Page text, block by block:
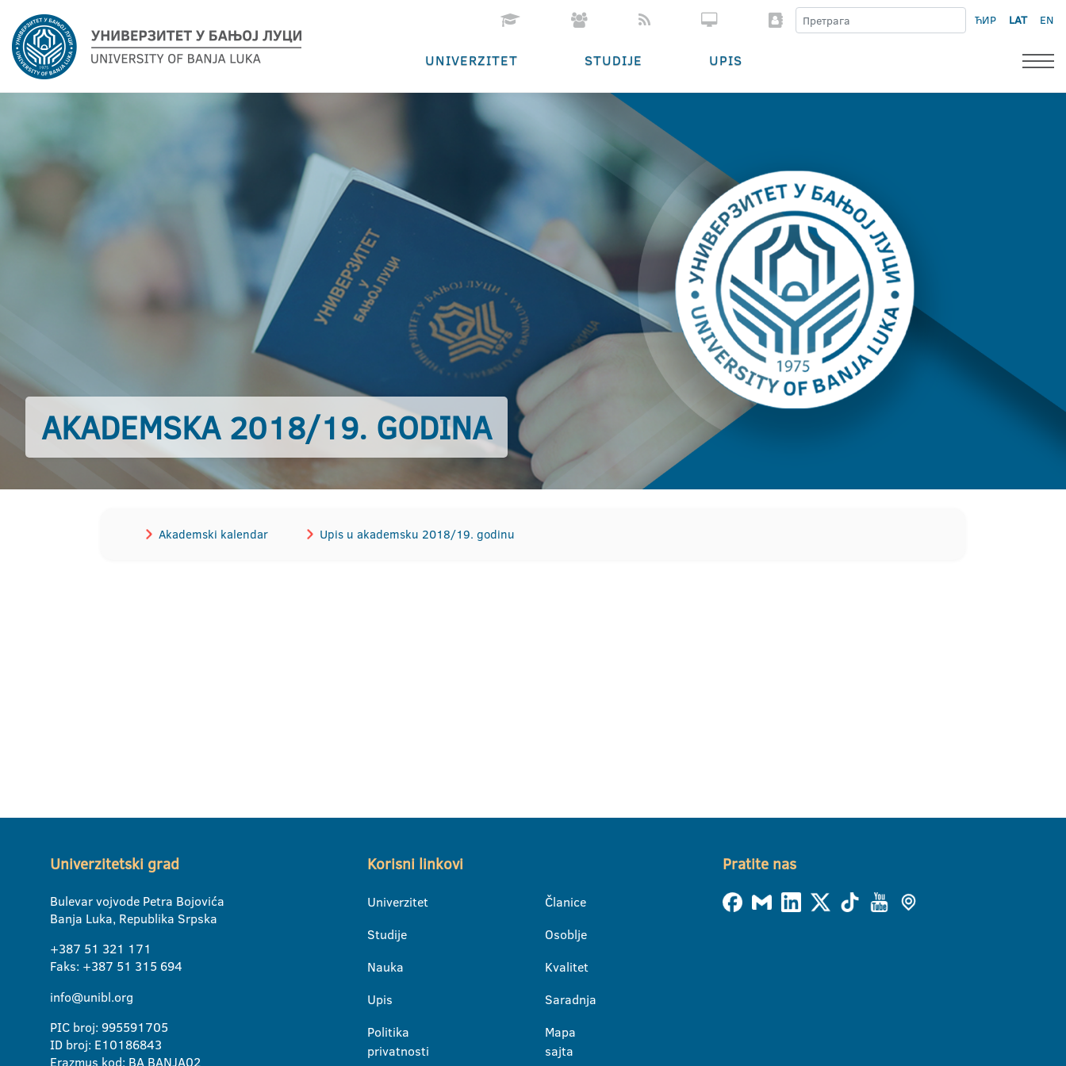
ЋИР LAT EN
UNIVERZITET STUDIJE UPIS
AKADEMSKA 2018/19. GODINA
Akademski kalendar Upis u akademsku 2018/19. godinu
Univerzitetski grad
Bulevar vojvode Petra Bojovića
Banja Luka, Republika Srpska
+387 51 321 171
Faks: +387 51 315 694
info@unibl.org
PIC broj: 995591705
ID broj: E10186843
Erazmus kod: BA BANJA02
Korisni linkovi
Univerzitet
Studije
Nauka
Upis
Politika
privatnosti
Članice
Osoblje
Kvalitet
Saradnja
Mapa
sajta
Pratite nas